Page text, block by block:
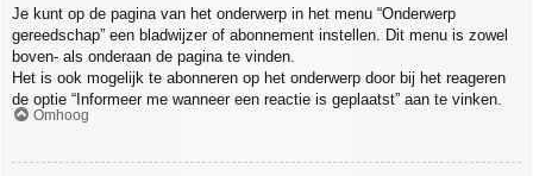
Je kunt op de pagina van het onderwerp in het menu “Onderwerp
gereedschap” een bladwijzer of abonnement instellen. Dit menu is zowel
boven- als onderaan de pagina te vinden.
Het is ook mogelijk te abonneren op het onderwerp door bij het reageren
de optie “Informeer me wanneer een reactie is geplaatst” aan te vinken.
Omhoog